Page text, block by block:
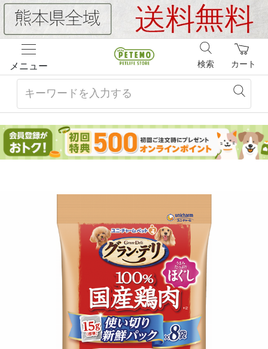
メニュー カート
検索